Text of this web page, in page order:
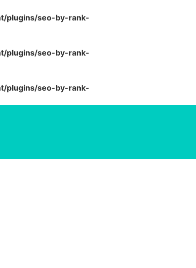
plugins/seo-by-rank-
plugins/seo-by-rank-
plugins/seo-by-rank-